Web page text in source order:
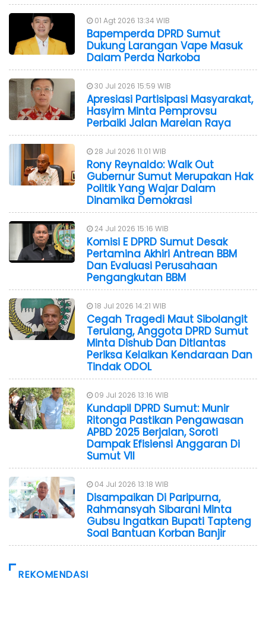
01 Agt 2026 13:34 WIB
Bapemperda DPRD Sumut
Dukung Larangan Vape Masuk
Dalam Perda Narkoba
30 Jul 2026 15:59 WIB
Apresiasi Partisipasi Masyarakat,
Hasyim Minta Pemprovsu
Perbaiki Jalan Marelan Raya
28 Jul 2026 11:01 WIB
Rony Reynaldo: Walk Out
Gubernur Sumut Merupakan Hak
Politik Yang Wajar Dalam
Dinamika Demokrasi
24 Jul 2026 15:16 WIB
Komisi E DPRD Sumut Desak
Pertamina Akhiri Antrean BBM
Dan Evaluasi Perusahaan
Pengangkutan BBM
18 Jul 2026 14:21 WIB
Cegah Tragedi Maut Sibolangit
Terulang, Anggota DPRD Sumut
Minta Dishub Dan Ditlantas
Periksa Kelaikan Kendaraan Dan
Tindak ODOL
09 Jul 2026 13:16 WIB
Kundapil DPRD Sumut: Munir
Ritonga Pastikan Pengawasan
APBD 2025 Berjalan, Soroti
Dampak Efisiensi Anggaran Di
Sumut VII
04 Jul 2026 13:18 WIB
Disampaikan Di Paripurna,
Rahmansyah Sibarani Minta
Gubsu Ingatkan Bupati Tapteng
Soal Bantuan Korban Banjir
REKOMENDASI